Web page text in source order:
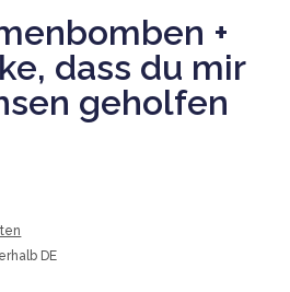
+
dass du mir
geholfen
Preis
ist:DE